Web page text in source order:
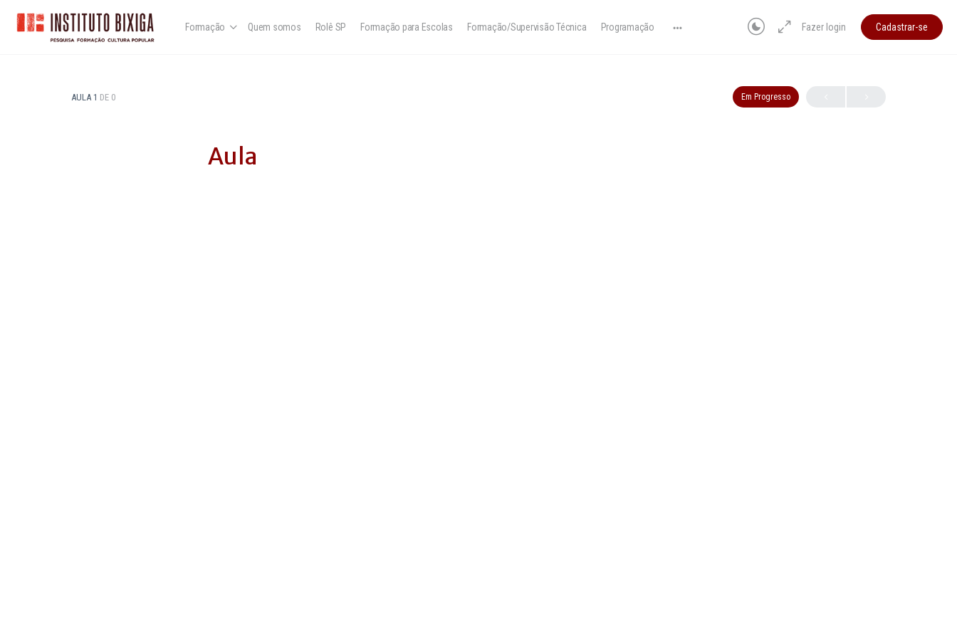
Formação Quem somos Rolê SP Formação para Escolas Formação/Supervisão Técnica Programação Fazer login Cadastrar-se
AULA 1 DE 0 Em Progresso
Aula